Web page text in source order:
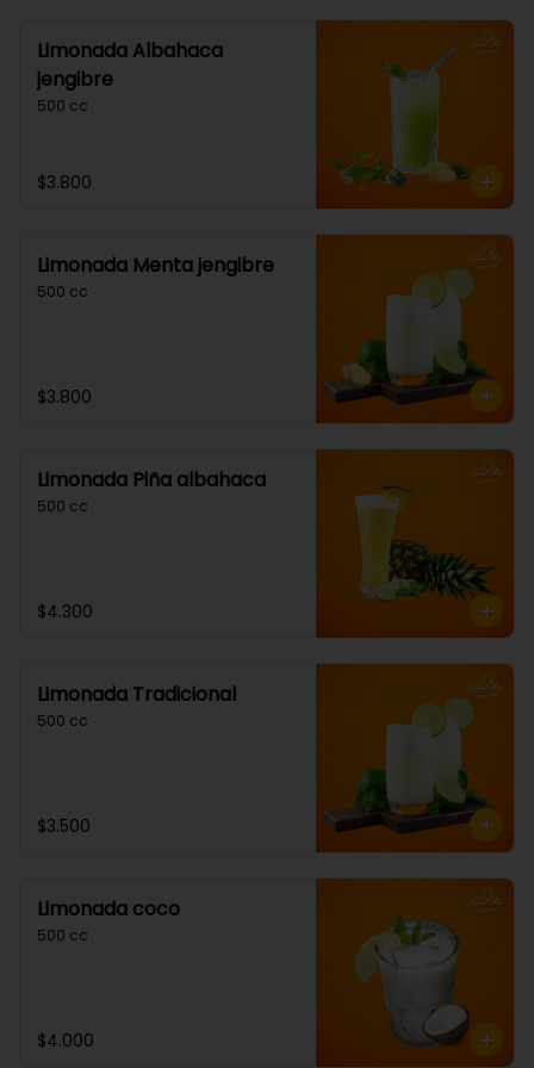
Limonada Albahaca
jengibre
500 cc
$3.800
Limonada Menta jengibre
500 cc
$3.800
Limonada Piña albahaca
500 cc
$4.300
Limonada Tradicional
500 cc
$3.500
Limonada coco
500 cc
$4.000